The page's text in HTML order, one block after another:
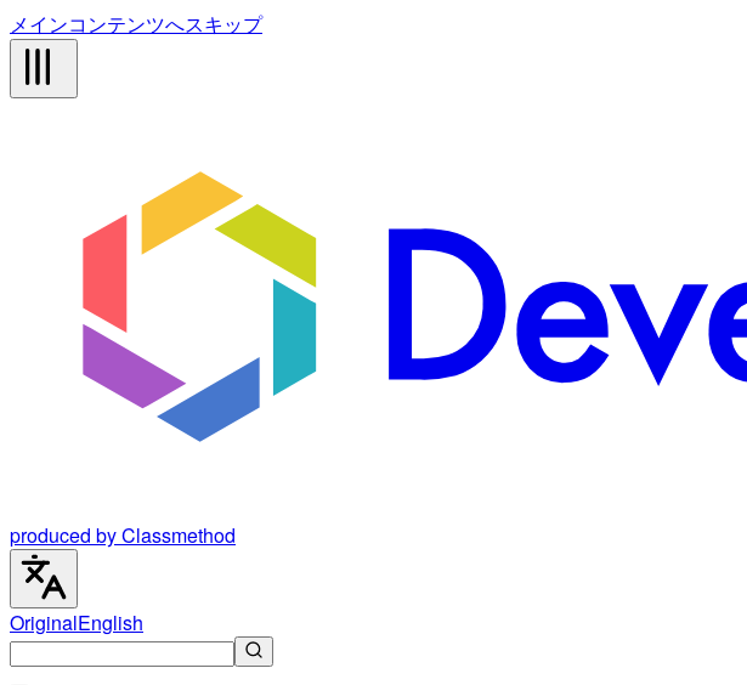
メインコンテンツへスキップ
produced by Classmethod
OriginalEnglish